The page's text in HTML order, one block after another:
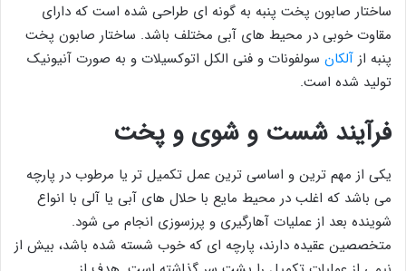
ساختار صابون پخت پنبه به گونه ای طراحی شده است که دارای
مقاوت خوبی در محیط های آبی مختلف باشد. ساختار صابون پخت
پنبه از آلکان سولفونات و فنی الکل اتوکسیلات و به صورت آنیونیک
تولید شده است.
فرآیند شست و شوی و پخت
یکی از مهم ترین و اساسی ترین عمل تکمیل تر یا مرطوب در پارچه
می باشد که اغلب در محیط مایع با حلال های آبی یا آلی با انواع
شوینده بعد از عملیات آهارگیری و پرزسوزی انجام می شود.
متخصصین عقیده دارند، پارچه ای که خوب شسته شده باشد، بیش از